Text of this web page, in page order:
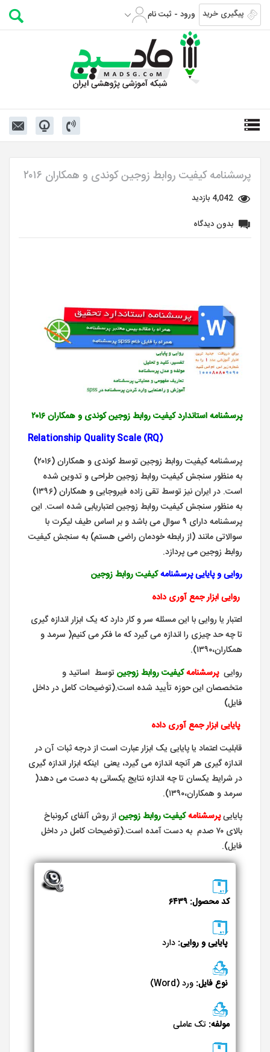
پیگیری خرید ورود - ثبت نام
پرسشنامه کیفیت روابط زوجین کوندی و همکاران ۲۰۱۶
4,042 بازدید
بدون دیدگاه
پرسشنامهاستاندارد کیفیت روابط زوجین کوندی و همکاران ۲۰۱۶
(Relationship Quality Scale (RQ
پرسشنامه کیفیت روابط زوجین توسط کوندی و همکاران (۲۰۱۶)
به منظور سنجش کیفیت روابط زوجین طراحی و تدوین شده
است. در ایران نیز توسط تقی زاده فیروجایی و همکاران (۱۳۹۶)
به منظور سنجش کیفیت روابط زوجین اعتباریابی شده است. این
پرسشنامه دارای ۹ سوال می باشد و بر اساس طیف لیکرت با
سوالاتی مانند (از رابطه خودمان راضی هستم) به سنجش کیفیت
روابط زوجین می پردازد.
روایی و پایایی پرسشنامهکیفیت روابط زوجین
روایی ابزار جمع آوری داده
اعتبار یا روایی با این مسئله سر و کار دارد که یک ابزار اندازه گیری
تا چه حد چیزی را اندازه می گیرد که ما فکر می کنیم( سرمد و
همکاران،۱۳۹۰).
رواییپرسشنامهکیفیت روابط زوجین توسط اساتید و
متخصصان این حوزه تأیید شده است.(توضیحات کامل در داخل
فایل)
پایایی ابزار جمع آوری داده
قابلیت اعتماد یا پایایی یک ابزار عبارت است از درجه ثبات آن در
اندازه گیری هر آنچه اندازه می گیرد، یعنی اینکه ابزار اندازه گیری
در شرایط یکسان تا چه اندازه نتایج یکسانی به دست می دهد(
سرمد و همکاران،۱۳۹۰).
پایاییپرسشنامهکیفیت روابط زوجیناز روش آلفای کرونباخ
بالای ۷۰ صدم به دست آمده است.(توضیحات کامل در داخل
فایل).
کد محصول: ۶۴۳۹
پایایی و روایی: دارد
نوع فایل: ورد (Word)
مولفه: تک عاملی